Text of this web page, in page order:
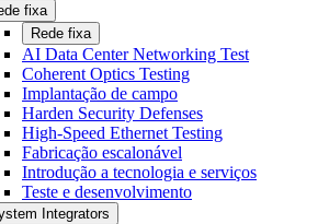
fixa
Rede fixa
AI Data Center Networking Test
Coherent Optics Testing
Implantação de campo
Harden Security Defenses
High-Speed Ethernet Testing
Fabricação escalonável
Introdução a tecnologia e serviços
Teste e desenvolvimento
Integrators